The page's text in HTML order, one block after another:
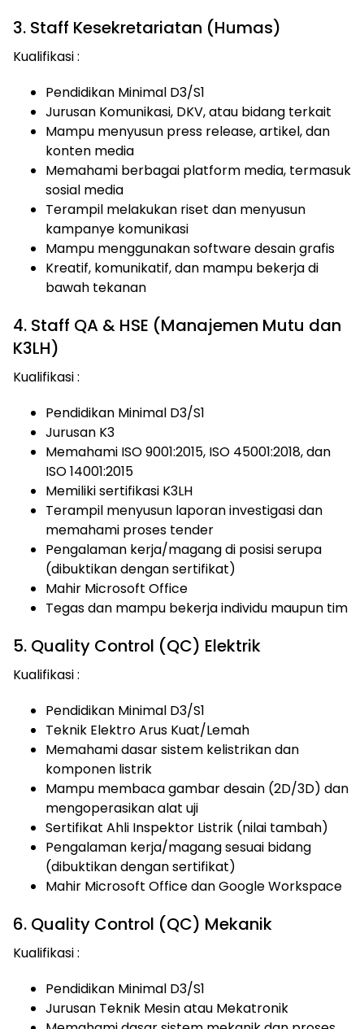
3. Staff Kesekretariatan (Humas)
Kualifikasi :
Pendidikan Minimal D3/S1
Jurusan Komunikasi, DKV, atau bidang terkait
Mampu menyusun press release, artikel, dan
konten media
Memahami berbagai platform media, termasuk
sosial media
Terampil melakukan riset dan menyusun
kampanye komunikasi
Mampu menggunakan software desain grafis
Kreatif, komunikatif, dan mampu bekerja di
bawah tekanan
4. Staff QA & HSE (Manajemen Mutu dan
K3LH)
Kualifikasi :
Pendidikan Minimal D3/S1
Jurusan K3
Memahami ISO 9001:2015, ISO 45001:2018, dan
ISO 14001:2015
Memiliki sertifikasi K3LH
Terampil menyusun laporan investigasi dan
memahami proses tender
Pengalaman kerja/magang di posisi serupa
(dibuktikan dengan sertifikat)
Mahir Microsoft Office
Tegas dan mampu bekerja individu maupun tim
5. Quality Control (QC) Elektrik
Kualifikasi :
Pendidikan Minimal D3/S1
Teknik Elektro Arus Kuat/Lemah
Memahami dasar sistem kelistrikan dan
komponen listrik
Mampu membaca gambar desain (2D/3D) dan
mengoperasikan alat uji
Sertifikat Ahli Inspektor Listrik (nilai tambah)
Pengalaman kerja/magang sesuai bidang
(dibuktikan dengan sertifikat)
Mahir Microsoft Office dan Google Workspace
6. Quality Control (QC) Mekanik
Kualifikasi :
Pendidikan Minimal D3/S1
Jurusan Teknik Mesin atau Mekatronik